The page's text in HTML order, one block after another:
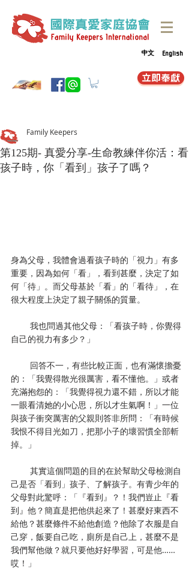
中文 English
立即奉獻
第125期- 真愛分享-生命教練伴你活：看
孩子時，你「看到」孩子了嗎？
Family Keepers
身為父母，我體會過看孩子時的「視力」有多
重要，因為如何「看」，看到甚麼，決定了如
何「待」。而父母基於「看」的「看待」，在
很大程度上決定了親子關係的質量。
自己的視力有多少？」
的：「我覺得散光很厲害，看不懂他。」或者
充滿抱怨的：「我覺得視力還不錯，所以才能
一眼看清她的小心思，所以才生氣啊！」一位
與孩子衝突厲害的父親則答非所問：「有時候
我恨不得目光如刀，把那小子的壞習慣全部斬
掉。」
己是否「看到」孩子、了解孩子。有青少年的
父母對此驚呼：「『看到』？！我們豈止『看
到』他？簡直是把他供起來了！甚麼好東西不
給他？甚麼條件不給他創造？他除了衣服是自
己穿，飯要自己吃，廁所是自己上，甚麼不是
我們幫他做？就只要他好好學習，可是他……
哎！」